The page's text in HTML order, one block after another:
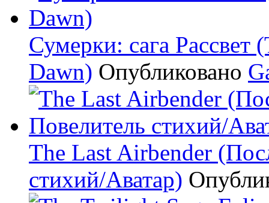
Сумерки: cага Рассвет
Dawn) Опубликовано
The Last Airbender
стихий/Аватар)